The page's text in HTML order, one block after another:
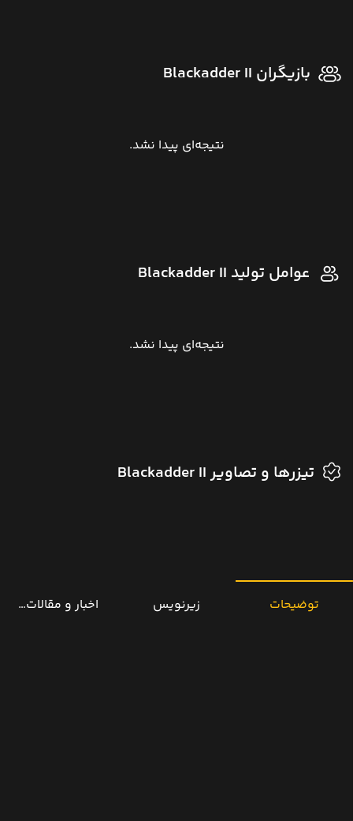
بازیگران Blackadder II
نتیجه‌ای پیدا نشد.
عوامل تولید Blackadder II
نتیجه‌ای پیدا نشد.
تیزرها و تصاویر Blackadder II
توضیحات زیرنویس اخبار و مقالات